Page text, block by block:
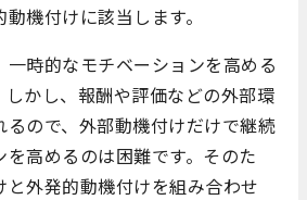
機付けに該当します。
時的なモチベーションを高める
かし、報酬や評価などの外部環
ので、外部動機付けだけで継続
を高めるのは困難です。そのた
と外発的動機付けを組み合わせ